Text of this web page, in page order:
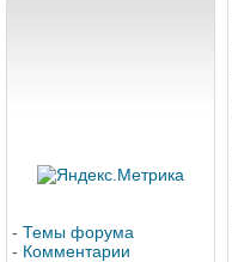
- Темы форума
- Комментарии